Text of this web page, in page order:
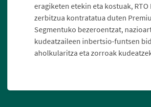
eragiketen etekin eta kostuak, RTO
zerbitzua kontratatua duten
Segmentuko bezeroentzat,
kudeatzaileen inbertsio-funtsen
aholkularitza eta zorroak